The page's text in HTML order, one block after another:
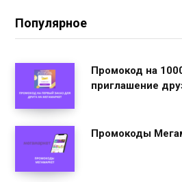
Популярное
Промокод на
приглашение
Промокоды